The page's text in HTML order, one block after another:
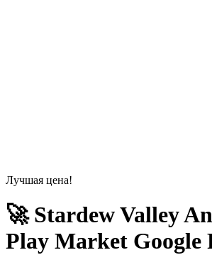
Лучшая цена!
🚀 Stardew Valley
Play Market Google